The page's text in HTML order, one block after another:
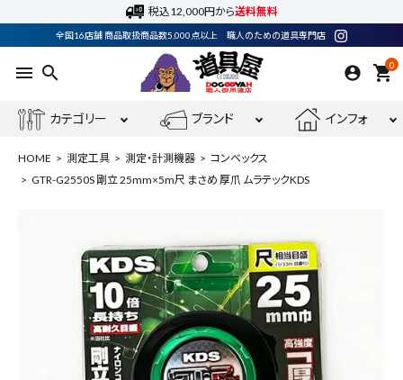
税込12,000円から送料無料
全国16店舗 商品取扱商品数5,000点以上 職人のための道具専門店
menu search 0
shopping_cart
カテゴリー ブランド インフォ
ようこそ ゲスト 様
person 会員登録
最近閲覧した商品
HOME 測定工具 測定・計測機器
コンベックス
GTR-G2550S 剛立 25mm×5m尺 まさめ 厚爪 ムラテックKDS